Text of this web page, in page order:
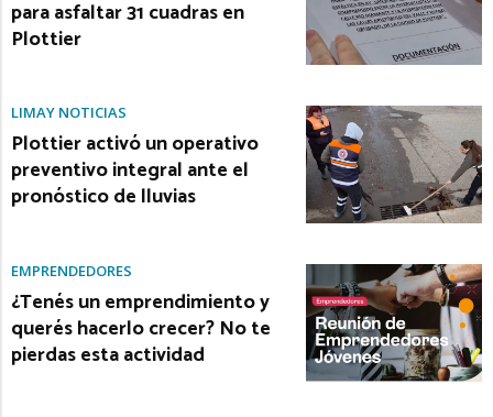
para asfaltar 31 cuadras en
Plottier
LIMAY NOTICIAS
Plottier activó un operativo
preventivo integral ante el
pronóstico de lluvias
EMPRENDEDORES
¿Tenés un emprendimiento y
querés hacerlo crecer? No te
pierdas esta actividad